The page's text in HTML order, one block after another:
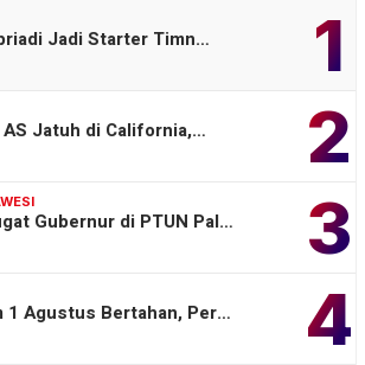
1
Jadi Starter Timn…
2
Jatuh di California,…
3
Gubernur di PTUN Pal…
4
1 Agustus Bertahan, Per…